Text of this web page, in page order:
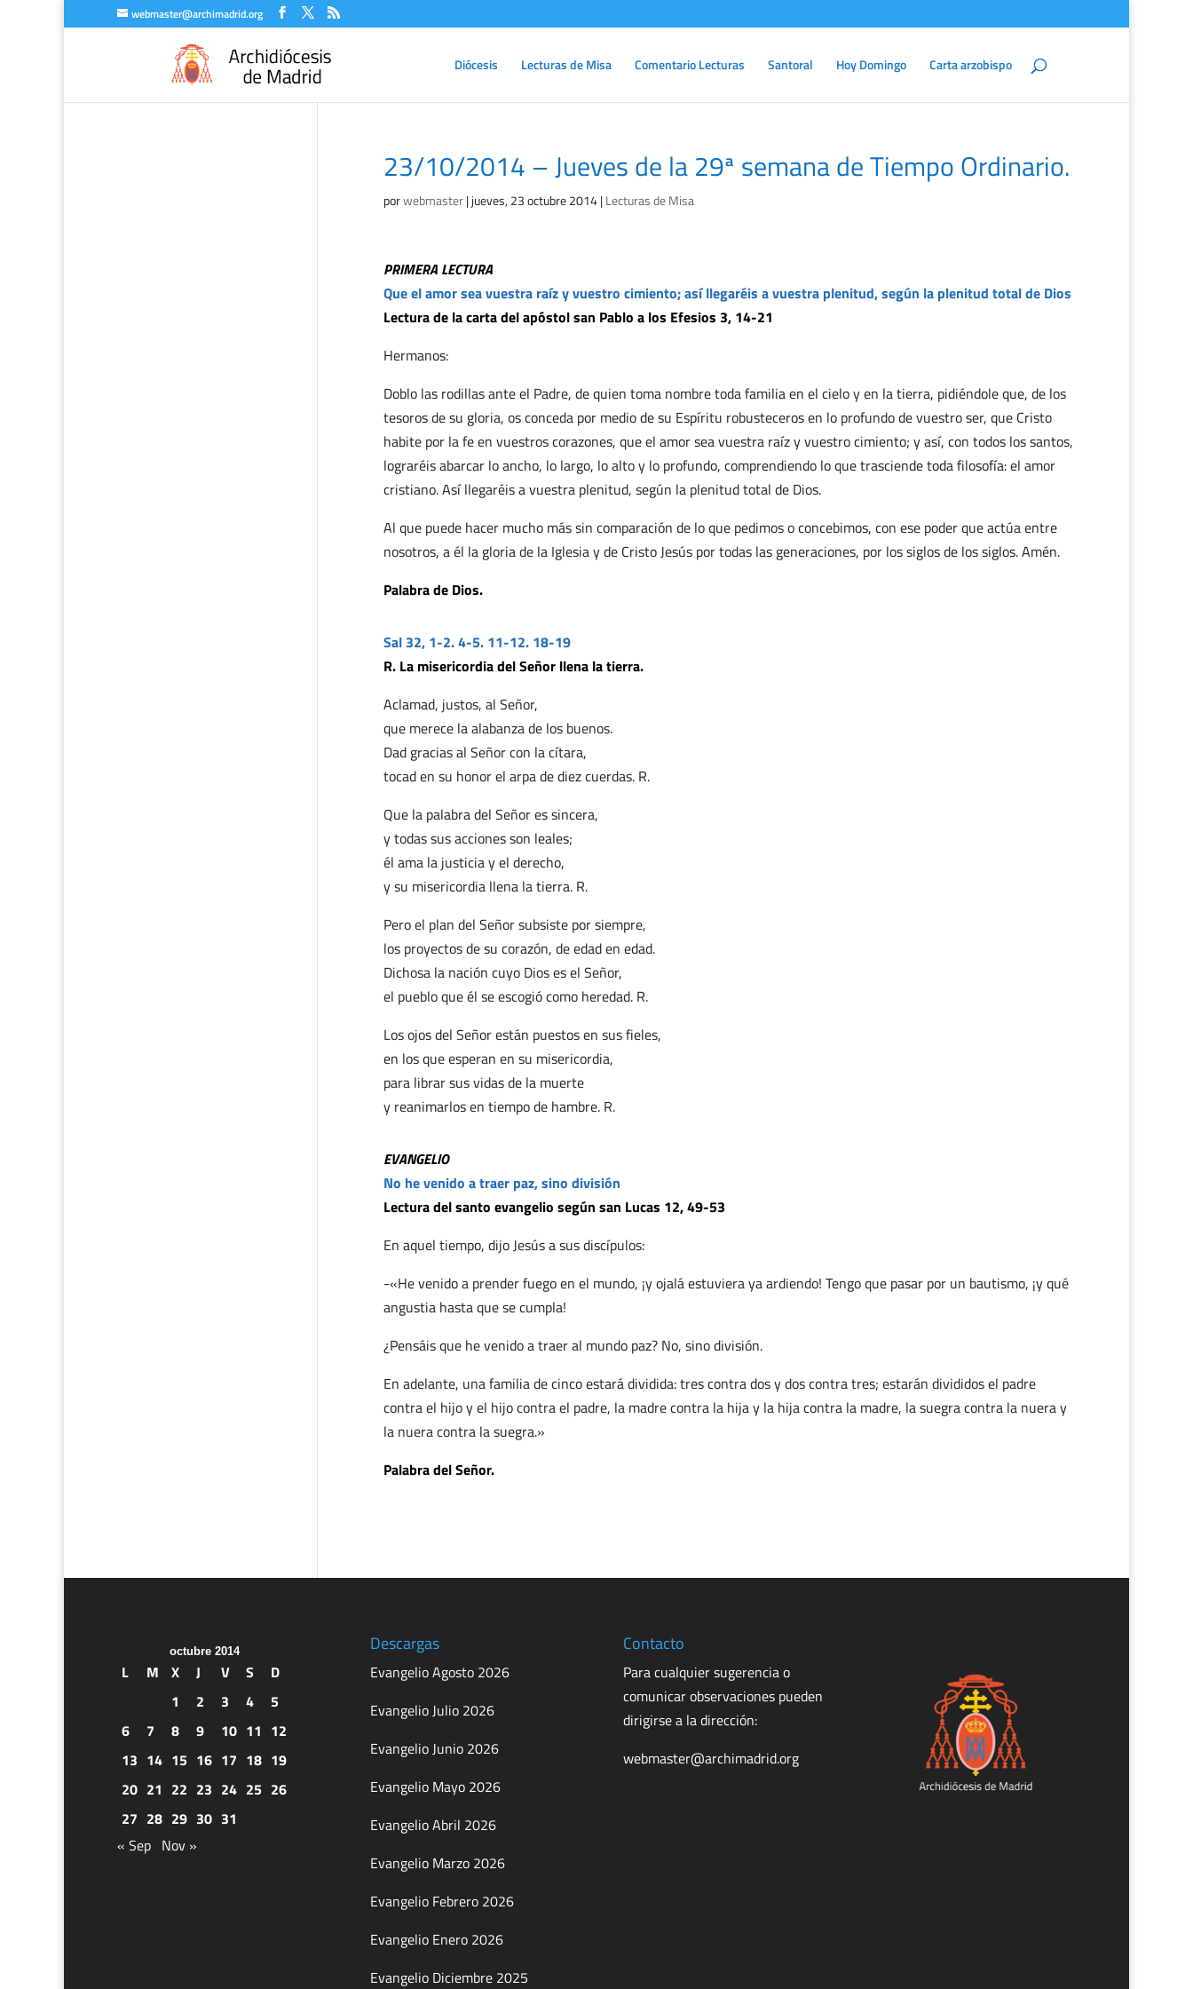
webmaster@archimadrid.org
Diócesis Lecturas de Misa Comentario Lecturas Santoral Hoy Domingo Carta arzobispo
23/10/2014 – Jueves de la 29ª semana de Tiempo Ordinario.
porwebmaster|jueves, 23 octubre 2014|Lecturas de Misa
PRIMERA LECTURA
Que el amor sea vuestra raíz y vuestro cimiento; así llegaréis a vuestra plenitud, según la plenitud total de Dios
Lectura de la carta del apóstol san Pablo a los Efesios 3, 14-21
Hermanos:
Doblo las rodillas ante el Padre, de quien toma nombre toda familia en el cielo y en la tierra, pidiéndole que, de los
tesoros de su gloria, os conceda por medio de su Espíritu robusteceros en lo profundo de vuestro ser, que Cristo
habite por la fe en vuestros corazones, que el amor sea vuestra raíz y vuestro cimiento; y así, con todos los santos,
lograréis abarcar lo ancho, lo largo, lo alto y lo profundo, comprendiendo lo que trasciende toda filosofía: el amor
cristiano. Así llegaréis a vuestra plenitud, según la plenitud total de Dios.
Al que puede hacer mucho más sin comparación de lo que pedimos o concebimos, con ese poder que actúa entre
nosotros, a él la gloria de la Iglesia y de Cristo Jesús por todas las generaciones, por los siglos de los siglos. Amén.
Palabra de Dios.
Sal 32, 1-2. 4-5. 11-12. 18-19
R. La misericordia del Señor llena la tierra.
Aclamad, justos, al Señor,
que merece la alabanza de los buenos.
Dad gracias al Señor con la cítara,
tocad en su honor el arpa de diez cuerdas. R.
Que la palabra del Señor es sincera,
y todas sus acciones son leales;
él ama la justicia y el derecho,
y su misericordia llena la tierra. R.
Pero el plan del Señor subsiste por siempre,
los proyectos de su corazón, de edad en edad.
Dichosa la nación cuyo Dios es el Señor,
el pueblo que él se escogió como heredad. R.
Los ojos del Señor están puestos en sus fieles,
en los que esperan en su misericordia,
para librar sus vidas de la muerte
y reanimarlos en tiempo de hambre. R.
EVANGELIO
No he venido a traer paz, sino división
Lectura del santo evangelio según san Lucas 12, 49-53
En aquel tiempo, dijo Jesús a sus discípulos:
-«He venido a prender fuego en el mundo, ¡y ojalá estuviera ya ardiendo! Tengo que pasar por un bautismo, ¡y qué
angustia hasta que se cumpla!
¿Pensáis que he venido a traer al mundo paz? No, sino división.
En adelante, una familia de cinco estará dividida: tres contra dos y dos contra tres; estarán divididos el padre
contra el hijo y el hijo contra el padre, la madre contra la hija y la hija contra la madre, la suegra contra la nuera y
la nuera contra la suegra.»
Palabra del Señor.
octubre 2014
L M X J V S
D
1
2 3 4
5
6
7 8 9 10 11 12
13 14 15 16 17 18 19
20 21 22 23 24 25 26
27 28 29 30 31
« Sep Nov »
Descargas
Evangelio Agosto 2026
Evangelio Julio 2026
Evangelio Junio 2026
Evangelio Mayo 2026
Evangelio Abril 2026
Evangelio Marzo 2026
Evangelio Febrero 2026
Evangelio Enero 2026
Evangelio Diciembre 2025
Contacto
Para cualquier sugerencia o
comunicar observaciones pueden
dirigirse a la dirección:
webmaster@archimadrid.org